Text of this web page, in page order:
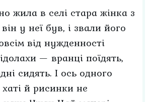
жила в селі стара жінка з
у неї був, і звали його
від нужденності
— вранці поїдять,
сидять. І ось одного
й рисинки не